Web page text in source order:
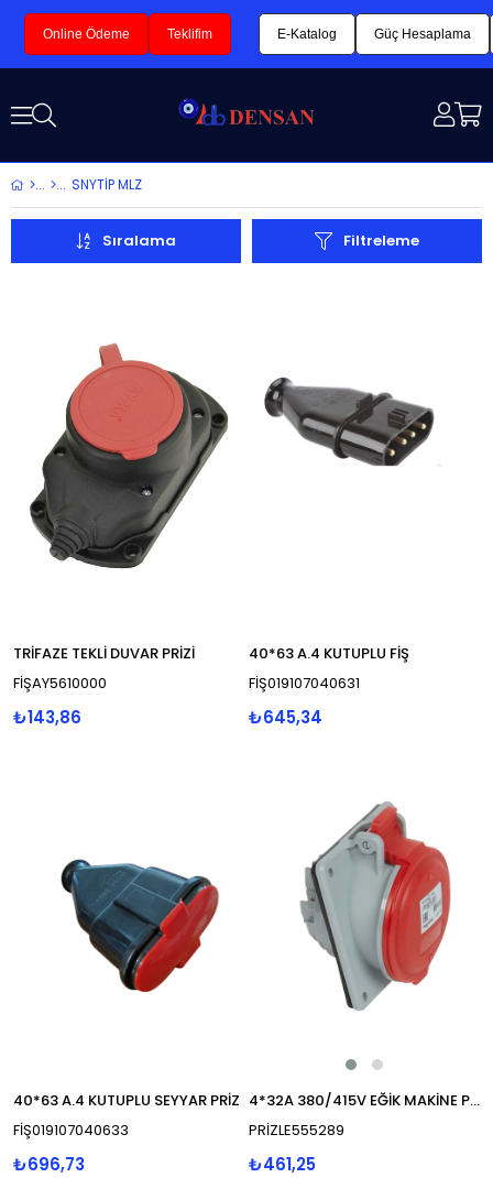
Online Ödeme Teklifim E-Katalog Güç Hesaplama
SNYTİP MLZ
Filtreleme
Sıralama
TRİFAZE TEKLİ DUVAR PRİZİ
FİŞAY5610000
₺143,86
40*63 A.4 KUTUPLU FİŞ
FİŞ019107040631
₺645,34
40*63 A.4 KUTUPLU SEYYAR PRİZ
FİŞ019107040633
₺696,73
4*32A 380/415V EĞİK MAKİNE PRİZİ IP44
PRİZLE555289
₺461,25